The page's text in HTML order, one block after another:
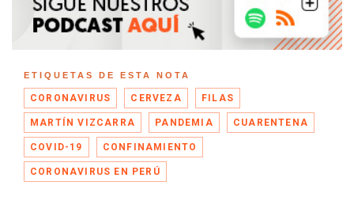
ETIQUETAS DE ESTA NOTA
CORONAVIRUS CERVEZA FILAS
MARTÍN VIZCARRA PANDEMIA CUARENTENA
COVID-19 CONFINAMIENTO
CORONAVIRUS EN PERÚ